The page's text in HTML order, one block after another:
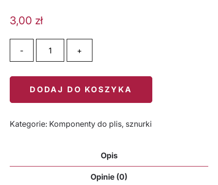
3,00 zł
+
-
DODAJ DO KOSZYKA
Kategorie: Komponenty do plis, sznurki
Opis
Opinie (0)